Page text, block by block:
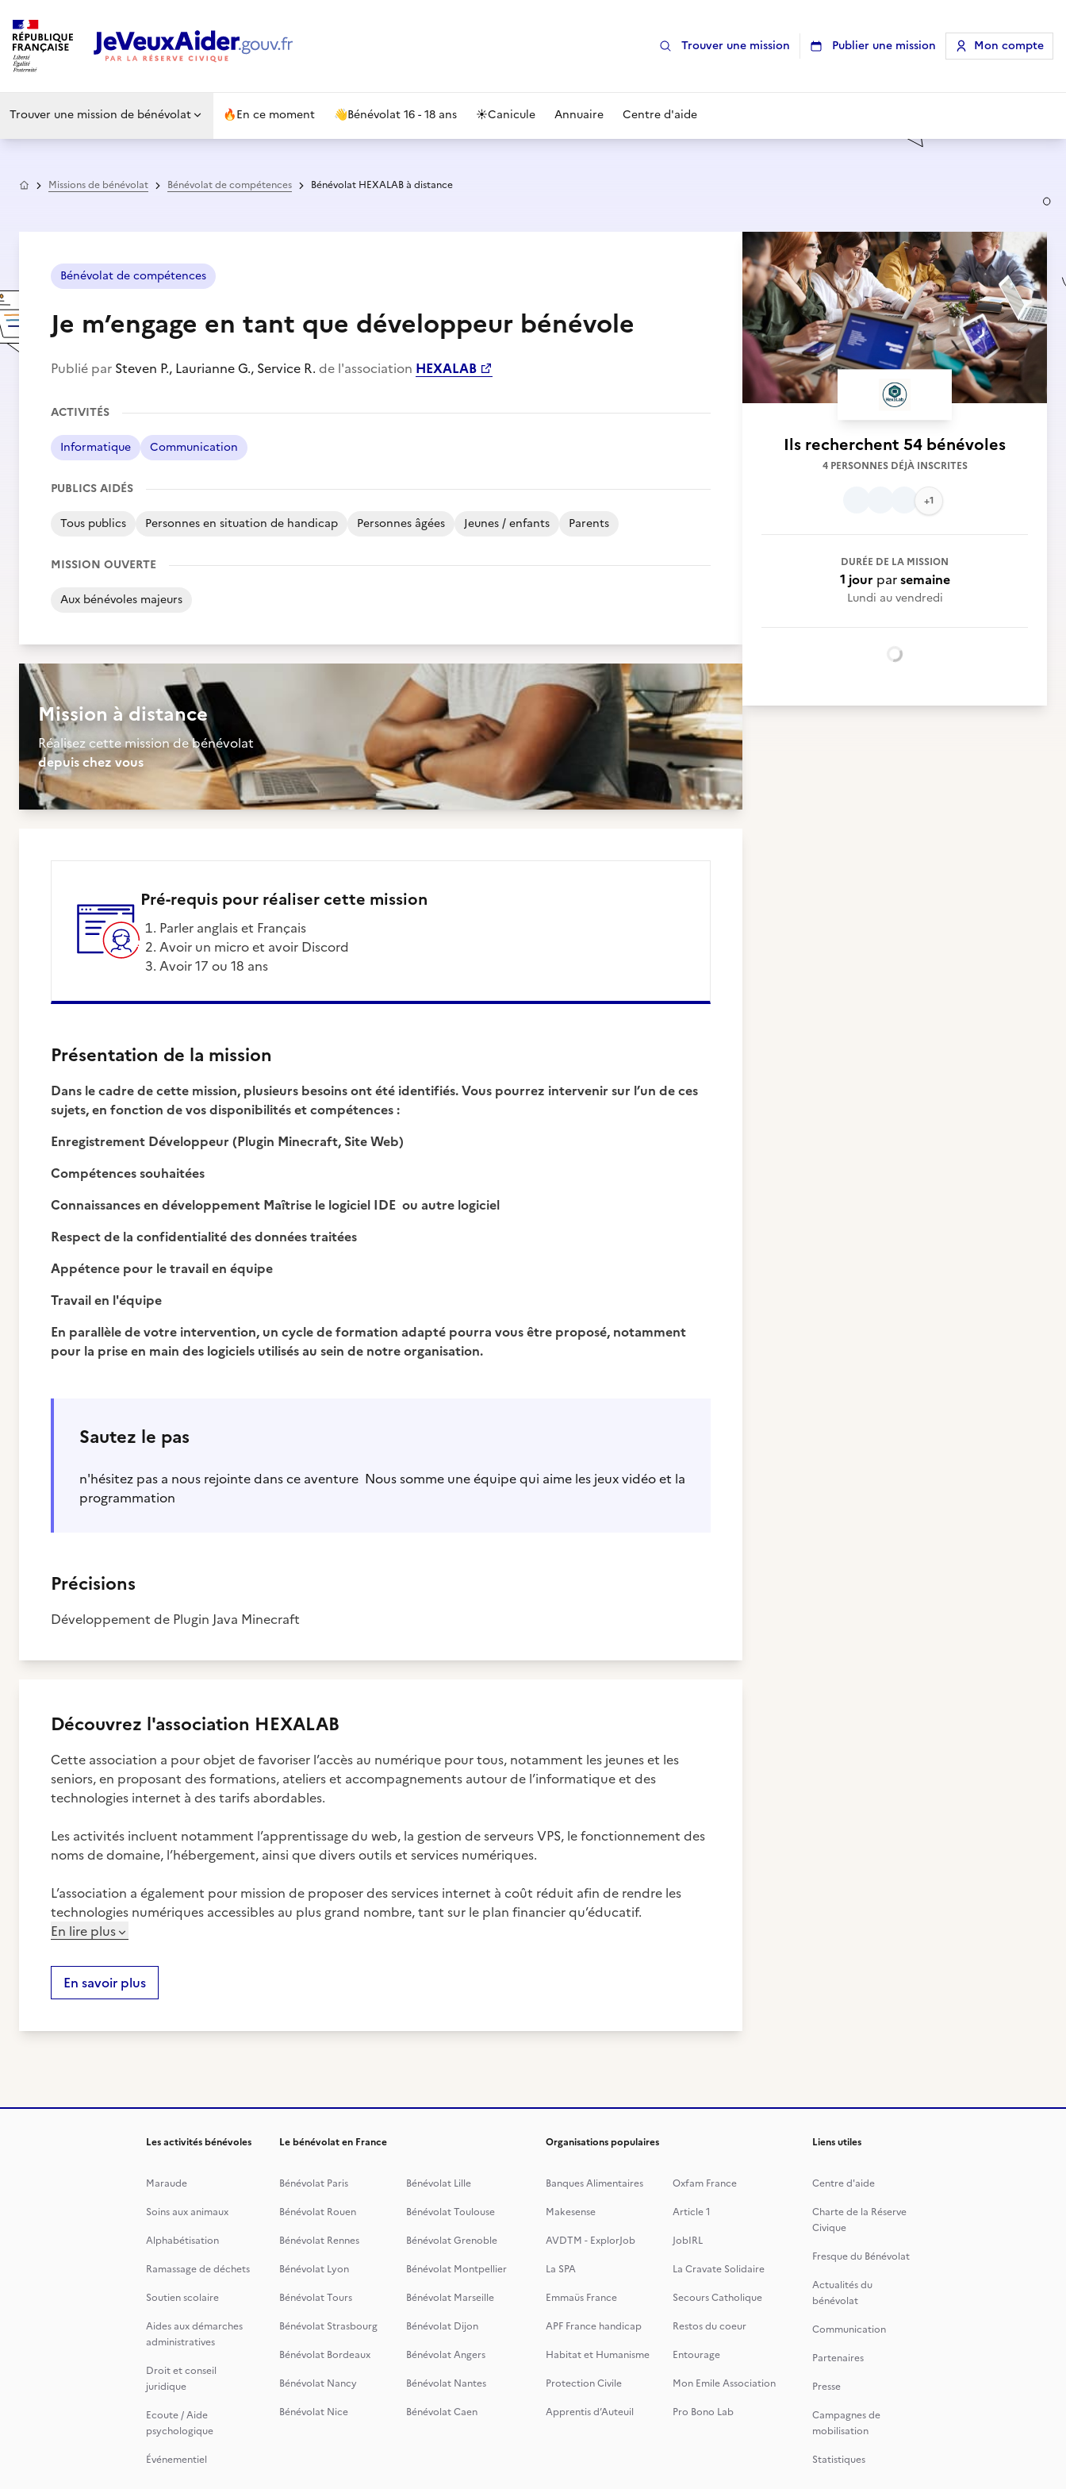
Trouver une mission Publier une mission Mon compte
Trouver une mission de bénévolat 🔥En ce moment 👋Bénévolat 16 - 18 ans ☀️Canicule Annuaire Centre d'aide
AccueilMissions de bénévolat Bénévolat de compétences Bénévolat HEXALAB à distance
Bénévolat de compétences
Je m’engage en tant que développeur bénévole
Publié par Steven P., Laurianne G., Service R. de l'association HEXALAB
ACTIVITÉS
Informatique Communication
PUBLICS AIDÉS
Tous publics Personnes en situation de handicap Personnes âgées Jeunes / enfants Parents
MISSION OUVERTE
Aux bénévoles majeurs
Mission à distance
Réalisez cette mission de bénévolat
depuis chez vous
Pré-requis pour réaliser cette mission
parler anglais et Français
Avoir un micro et avoir Discord
Avoir 17 ou 18 ans
Présentation de la mission
Dans le cadre de cette mission, plusieurs besoins ont été identifiés. Vous pourrez intervenir sur l’un de ces
sujets, en fonction de vos disponibilités et compétences :
Enregistrement Développeur (Plugin Minecraft, Site Web)
Compétences souhaitées
Connaissances en développement Maîtrise le logiciel IDE ou autre logiciel
Respect de la confidentialité des données traitées
Appétence pour le travail en équipe
Travail en l'équipe
En parallèle de votre intervention, un cycle de formation adapté pourra vous être proposé, notamment
pour la prise en main des logiciels utilisés au sein de notre organisation.
Sautez le pas
n'hésitez pas a nous rejointe dans ce aventure Nous somme une équipe qui aime les jeux vidéo et la
programmation
Précisions
Développement de Plugin Java Minecraft
Découvrez l'association HEXALAB
Cette association a pour objet de favoriser l’accès au numérique pour tous, notamment les jeunes et les
seniors, en proposant des formations, ateliers et accompagnements autour de l’informatique et des
technologies internet à des tarifs abordables.
Les activités incluent notamment l’apprentissage du web, la gestion de serveurs VPS, le fonctionnement des
noms de domaine, l’hébergement, ainsi que divers outils et services numériques.
L’association a également pour mission de proposer des services internet à coût réduit afin de rendre les
technologies numériques accessibles au plus grand nombre, tant sur le plan financier qu’éducatif.
En lire plus
En savoir plus
Ils recherchent 54 bénévoles
4 PERSONNES DÉJÀ INSCRITES
+1
DURÉE DE LA MISSION
1 jour parsemaine
Lundi au vendredi
Chargement...
Les activités bénévoles
Maraude
Soins aux animaux
Alphabétisation
Ramassage de déchets
Soutien scolaire
Aides aux démarches
administratives
Droit et conseil
juridique
Ecoute / Aide
psychologique
Événementiel
Le bénévolat en France
Bénévolat Paris
Bénévolat Lille
Bénévolat Rouen
Bénévolat Toulouse
Bénévolat Rennes
Bénévolat Grenoble
Bénévolat Lyon
Bénévolat Montpellier
Bénévolat Tours
Bénévolat Marseille
Bénévolat Strasbourg
Bénévolat Dijon
Bénévolat Bordeaux
Bénévolat Angers
Bénévolat Nancy
Bénévolat Nantes
Bénévolat Nice
Bénévolat Caen
Organisations populaires
Banques Alimentaires
Oxfam France
Makesense
Article 1
AVDTM - ExplorJob
JobIRL
La SPA
La Cravate Solidaire
Emmaüs France
Secours Catholique
APF France handicap
Restos du coeur
Habitat et Humanisme
Entourage
Protection Civile
Mon Emile Association
Apprentis d’Auteuil
Pro Bono Lab
Liens utiles
Centre d'aide
Charte de la Réserve
Civique
Fresque du Bénévolat
Actualités du
bénévolat
Communication
Partenaires
Presse
Campagnes de
mobilisation
Statistiques